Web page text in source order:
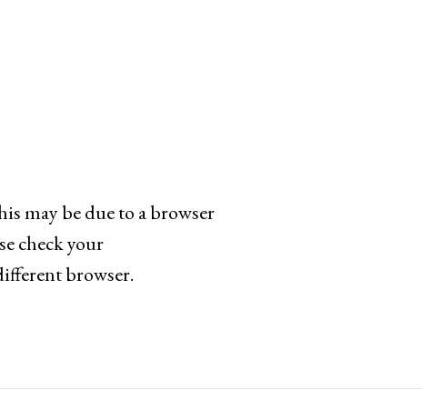
may be due to a browser
check your
browser.